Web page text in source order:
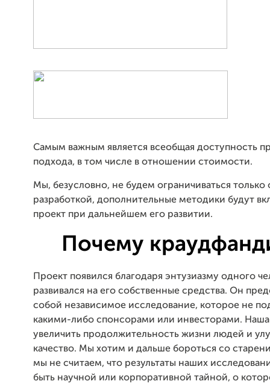
Самым важным является всеобщая доступность
подхода, в том числе в отношении стоимости.
Мы, безусловно, не будем ограничиваться только
разработкой, дополнительные методики будут
проект при дальнейшем его развитии.
Почему
Проект появился благодаря энтузиазму одного
развивался на его собственные средства. Он
собой независимое исследование, которое не
какими-либо спонсорами или инвесторами.
увеличить продолжительность жизни людей и
качество. Мы хотим и дальше бороться со
мы не считаем, что результаты наших
быть научной или корпоративной тайной, о